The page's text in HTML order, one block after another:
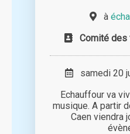
à
Comité des
samedi 20
Echauffour va
musique. A partir
Caen viendra